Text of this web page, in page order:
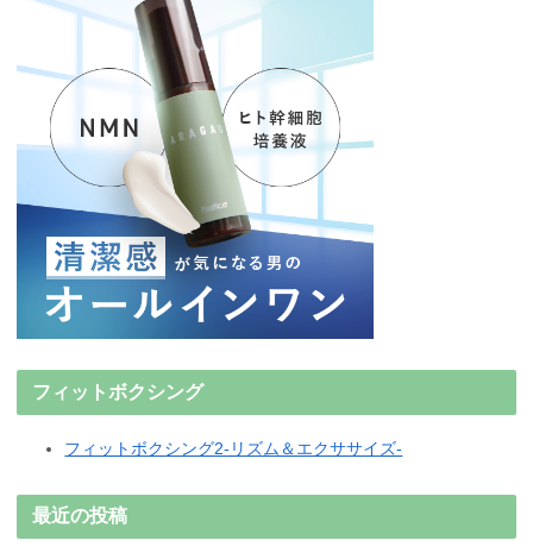
フィットボクシング
フィットボクシング2-リズム＆エクササイズ-
最近の投稿